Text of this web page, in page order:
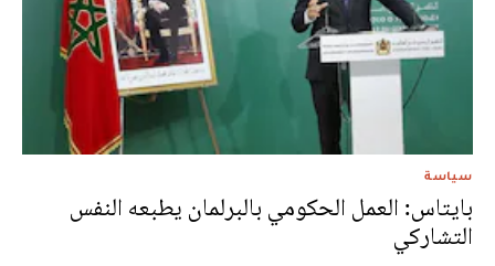
سياسة
بايتاس: العمل الحكومي بالبرلمان يطبعه النفس
التشاركي